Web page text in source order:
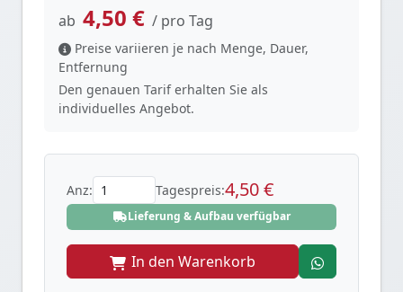
ab 4,50 € / pro Tag
Preise variieren je nach Menge, Dauer,
Entfernung
Den genauen Tarif erhalten Sie als
individuelles Angebot.
Anz: Tagespreis:4,50 €
Lieferung & Aufbau verfügbar
In den Warenkorb